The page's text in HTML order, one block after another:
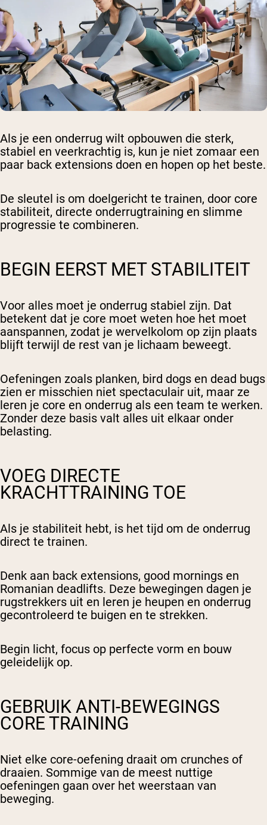
Als je een onderrug wilt opbouwen die sterk,
stabiel en veerkrachtig is, kun je niet zomaar een
paar back extensions doen en hopen op het beste.
De sleutel is om doelgericht te trainen, door core
stabiliteit, directe onderrugtraining en slimme
progressie te combineren.
BEGIN EERST MET STABILITEIT
Voor alles moet je onderrug stabiel zijn. Dat
betekent dat je core moet weten hoe het moet
aanspannen, zodat je wervelkolom op zijn plaats
blijft terwijl de rest van je lichaam beweegt.
Oefeningen zoals planken, bird dogs en dead bugs
zien er misschien niet spectaculair uit, maar ze
leren je core en onderrug als een team te werken.
Zonder deze basis valt alles uit elkaar onder
belasting.
VOEG DIRECTE
KRACHTTRAINING TOE
Als je stabiliteit hebt, is het tijd om de onderrug
direct te trainen.
Denk aan back extensions, good mornings en
Romanian deadlifts. Deze bewegingen dagen je
rugstrekkers uit en leren je heupen en onderrug
gecontroleerd te buigen en te strekken.
Begin licht, focus op perfecte vorm en bouw
geleidelijk op.
GEBRUIK ANTI-BEWEGINGS
CORE TRAINING
Niet elke core-oefening draait om crunches of
draaien. Sommige van de meest nuttige
oefeningen gaan over het weerstaan van
beweging.